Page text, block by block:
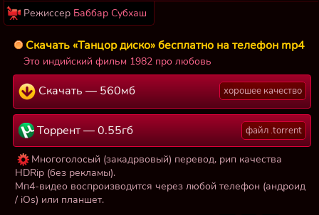
Режиссер Баббар Субхаш
Скачать «Танцор диско» бесплатно на телефон mp4
Это индийский фильм 1982 про любовь
Скачать — 560мб хорошее качество
Торрент — 0.55гб файл .torrent
Многоголосый (закадрвовый) перевод, рип качества
HDRip (без рекламы).
Мп4-видео воспроизводится через любой телефон (андроид
/ iOs) или планшет.